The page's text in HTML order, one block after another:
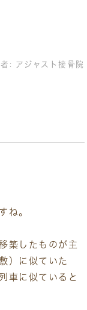
: アジャスト接骨院
ね。
築したものが主
）に似ていた
車に似ていると